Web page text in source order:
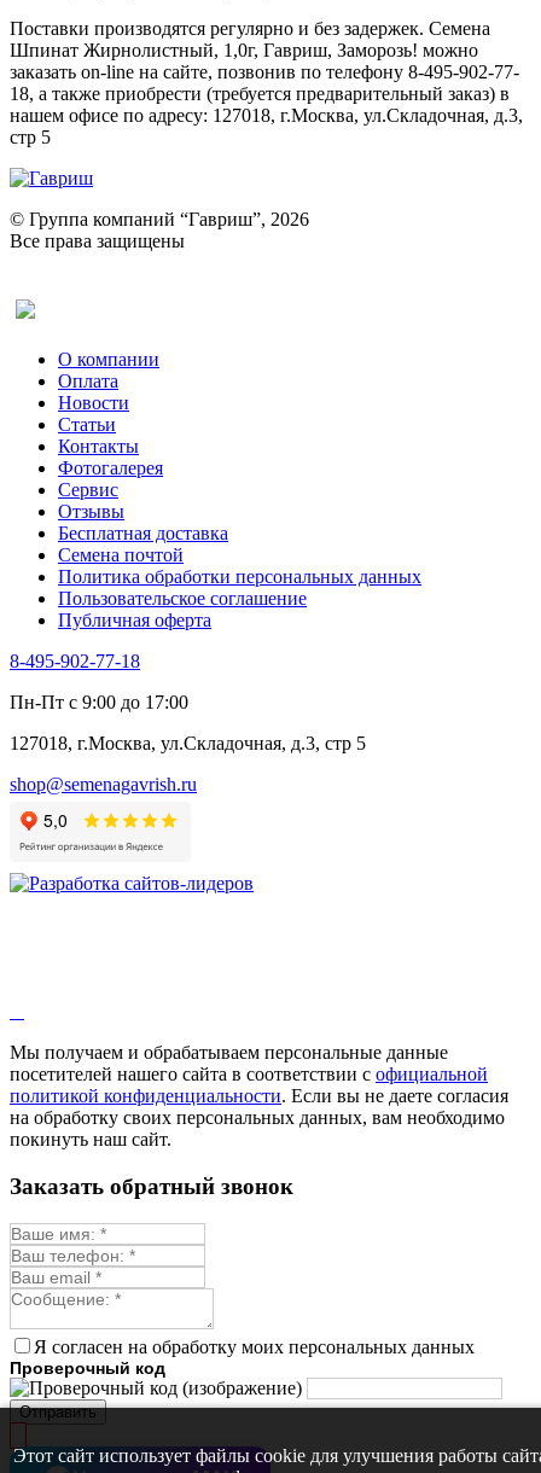
Поставки производятся регулярно и без задержек. Семена
Шпинат Жирнолистный, 1,0г, Гавриш, Заморозь! можно
заказать on-line на сайте, позвонив по телефону 8-495-902-77-
18, а также приобрести (требуется предварительный заказ) в
нашем офисе по адресу: 127018, г.Москва, ул.Складочная, д.3,
стр 5
© Группа компаний “Гавриш”, 2026
Все права защищены
О компании
Оплата
Новости
Статьи
Контакты
Фотогалерея​
Сервис
Отзывы
Бесплатная доставка
Семена почтой
Политика обработки персональных данных
Пользовательское соглашение
Публичная оферта
8-495-902-77-18
Пн-Пт с 9:00 до 17:00
127018, г.Москва, ул.Складочная, д.3, стр 5
shop@semenagavrish.ru
Мы получаем и обрабатываем персональные данные
посетителей нашего сайта в соответствии с официальной
политикой конфиденциальности. Если вы не даете согласия
на обработку своих персональных данных, вам необходимо
покинуть наш сайт.
Этот сайт использует файлы cookie для улучшения работы
Заказать обратный звонок
Я согласен на обработку моих персональных данных
Проверочный код
Отправить